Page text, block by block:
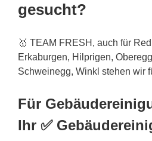
gesucht?
🥇 TEAM FRESH, auch für
Erkaburgen, Hilprigen,
Schweinegg, Winkl stehen wir
Für
Ihr ✅